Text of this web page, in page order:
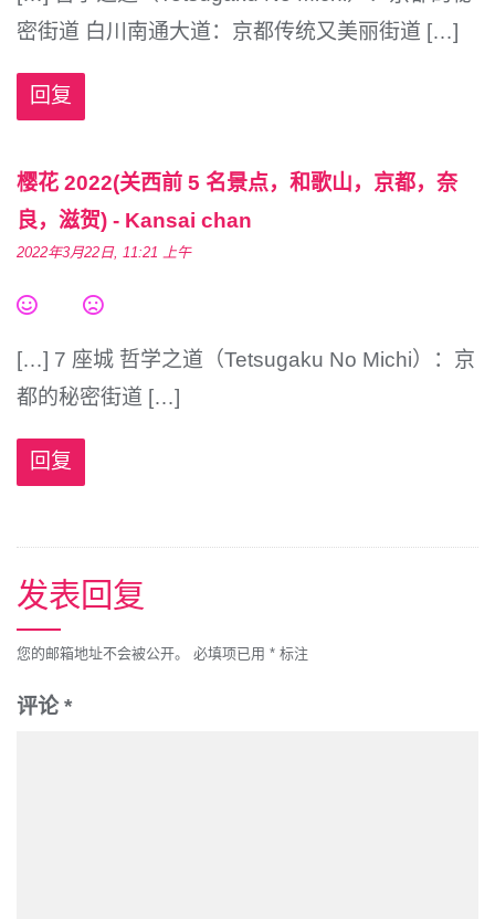
密街道 白川南通大道：京都传统又美丽街道 […]
回复
樱花 2022(关西前 5 名景点，和歌山，京都，奈
良，滋贺) - Kansai chan
2022年3月22日, 11:21 上午
[…] 7 座城 哲学之道（Tetsugaku No Michi）：京
都的秘密街道 […]
回复
发表回复
您的邮箱地址不会被公开。 必填项已用 * 标注
评论*